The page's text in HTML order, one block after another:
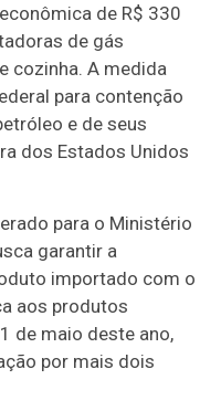
de R$ 330
de gás
cozinha. A medida
para contenção
e de seus
dos Estados Unidos
para o Ministério
garantir a
importado com o
aos produtos
de maio deste ano,
por mais dois